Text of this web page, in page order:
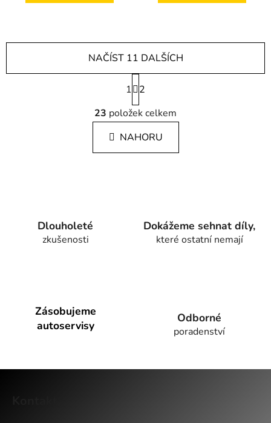
O
v
l
á
d
NAČÍST 11 DALŠÍCH
S
t
r
á
n
k
1
2
23 položek celkem
NAHORU
Dlouholeté
zkušenosti
Dokážeme sehnat díly,
které ostatní nemají
Zásobujeme
autoservisy
Odborné
poradenství